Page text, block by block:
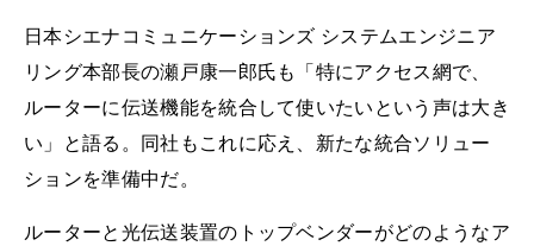
日本シエナコミュニケーションズ システムエンジニア
リング本部長の瀬戸康一郎氏も「特にアクセス網で、
ルーターに伝送機能を統合して使いたいという声は大き
い」と語る。同社もこれに応え、新たな統合ソリュー
ションを準備中だ。
ルーターと光伝送装置のトップベンダーがどのようなア